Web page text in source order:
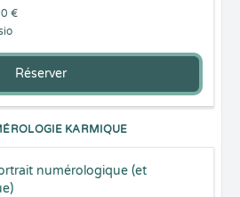
€
Réserver
KARMIQUE
numérologique (et